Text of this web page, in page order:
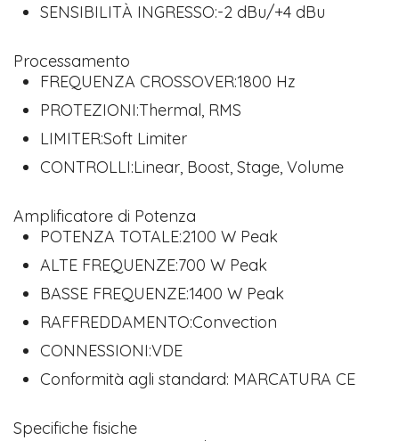
SENSIBILITÀ INGRESSO:-2 dBu/+4 dBu
Processamento
FREQUENZA CROSSOVER:1800 Hz
PROTEZIONI:Thermal, RMS
LIMITER:Soft Limiter
CONTROLLI:Linear, Boost, Stage, Volume
Amplificatore di Potenza
POTENZA TOTALE:2100 W Peak
ALTE FREQUENZE:700 W Peak
BASSE FREQUENZE:1400 W Peak
RAFFREDDAMENTO:Convection
CONNESSIONI:VDE
Conformità agli standard: MARCATURA CE
Specifiche fisiche